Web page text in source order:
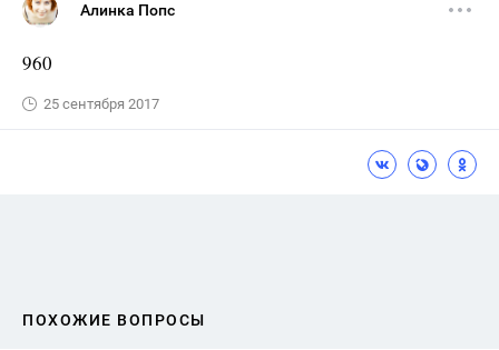
Алинка Попс
960
25 сентября 2017
ПОХОЖИЕ ВОПРОСЫ